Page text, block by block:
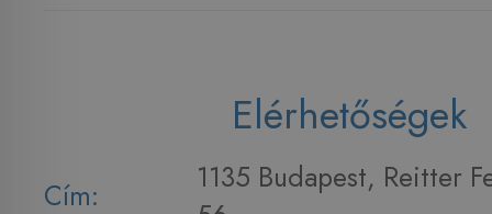
Elérhetőségek
Cím:
1135 Budapest, Reitter